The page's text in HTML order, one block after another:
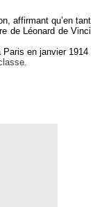
affirmant qu’en tant
de Léonard de Vinci
en janvier 1914